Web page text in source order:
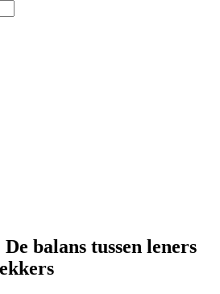
balans tussen leners